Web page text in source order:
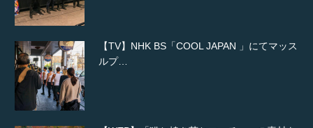
【TV】NHK BS「COOL JAPAN 」にてマッス
ルプ…